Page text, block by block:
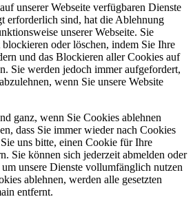
unserer Webseite verfügbaren Dienste
erforderlich sind, hat die Ablehnung
unserer Webseite. Sie
oder löschen, indem Sie Ihre
und das Blockieren aller Cookies auf
Sie werden jedoch immer aufgefordert,
wenn Sie unsere Website
ganz, wenn Sie Cookies ablehnen
dass Sie immer wieder nach Cookies
uns bitte, einen Cookie für Ihre
Sie können sich jederzeit abmelden oder
unsere Dienste vollumfänglich nutzen
ablehnen, werden alle gesetzten
entfernt.